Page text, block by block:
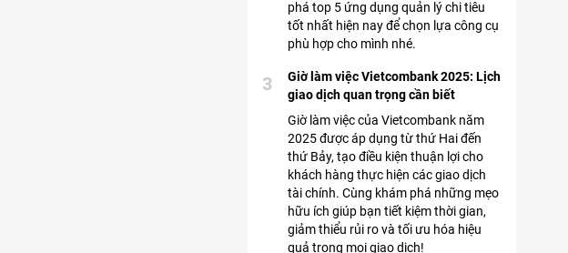
phá top 5 ứng dụng quản lý chi tiêu
tốt nhất hiện nay để chọn lựa công cụ
phù hợp cho mình nhé.
Giờ làm việc Vietcombank 2025: Lịch
giao dịch quan trọng cần biết
3
Giờ làm việc của Vietcombank năm
2025 được áp dụng từ thứ Hai đến
thứ Bảy, tạo điều kiện thuận lợi cho
khách hàng thực hiện các giao dịch
tài chính. Cùng khám phá những mẹo
hữu ích giúp bạn tiết kiệm thời gian,
giảm thiểu rủi ro và tối ưu hóa hiệu
quả trong mọi giao dịch!